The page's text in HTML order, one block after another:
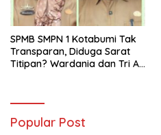
SPMB SMPN 1 Kotabumi Tak
Transparan, Diduga Sarat
Titipan? Wardania dan Tri Aji
Popular Post